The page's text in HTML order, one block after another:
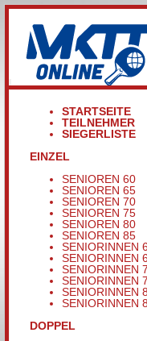
STARTSEITE
TEILNEHMER
SIEGERLISTE
EINZEL
SENIOREN 60
SENIOREN 65
SENIOREN 70
SENIOREN 75
SENIOREN 80
SENIOREN 85
SENIORINNEN
SENIORINNEN
SENIORINNEN
SENIORINNEN
SENIORINNEN
SENIORINNEN
DOPPEL